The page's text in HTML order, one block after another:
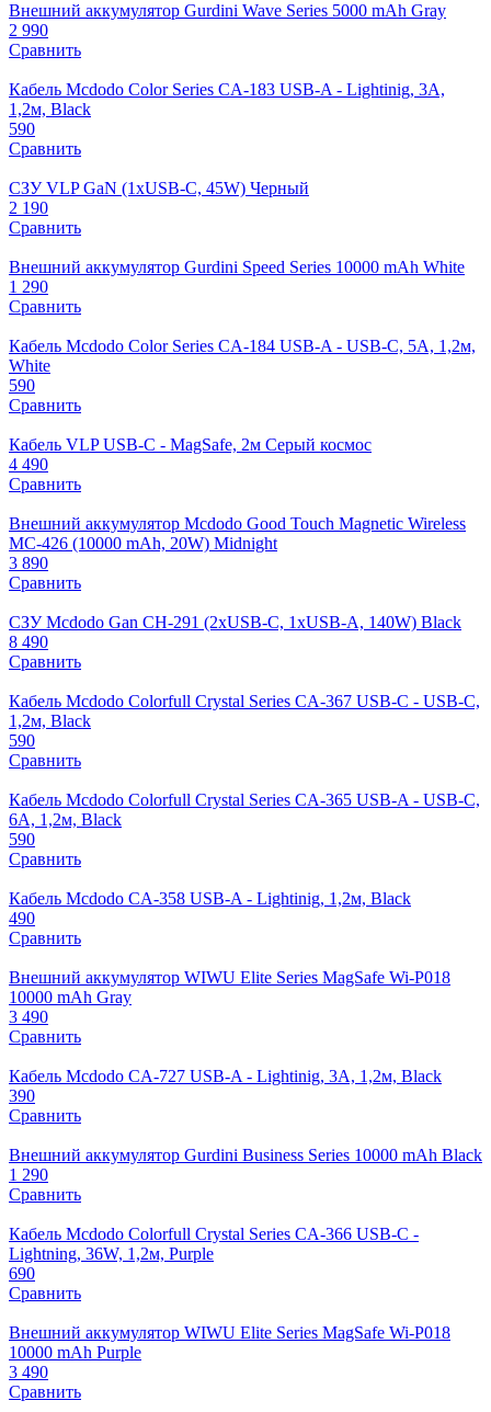
Внешний аккумулятор Gurdini Wave Series 5000 mAh Gray
2 990
Сравнить
Кабель Mcdodo Color Series CA-183 USB-A - Lightinig, 3A,
1,2м, Black
590
Сравнить
СЗУ VLP GaN (1xUSB-C, 45W) Черный
2 190
Сравнить
Внешний аккумулятор Gurdini Speed Series 10000 mAh White
1 290
Сравнить
Кабель Mcdodo Color Series CA-184 USB-A - USB-C, 5A, 1,2м,
White
590
Сравнить
Кабель VLP USB-C - MagSafe, 2м Серый космос
4 490
Сравнить
Внешний аккумулятор Mcdodo Good Touch Magnetic Wireless
MC-426 (10000 mAh, 20W) Midnight
3 890
Сравнить
СЗУ Mcdodo Gan СH-291 (2xUSB-C, 1xUSB-A, 140W) Black
8 490
Сравнить
Кабель Mcdodo Colorfull Crystal Series CA-367 USB-C - USB-C,
1,2м, Black
590
Сравнить
Кабель Mcdodo Colorfull Crystal Series CA-365 USB-A - USB-C,
6A, 1,2м, Black
590
Сравнить
Кабель Mcdodo CA-358 USB-A - Lightinig, 1,2м, Black
490
Сравнить
Внешний аккумулятор WIWU Elite Series MagSafe Wi-P018
10000 mAh Gray
3 490
Сравнить
Кабель Mcdodo CA-727 USB-A - Lightinig, 3A, 1,2м, Black
390
Сравнить
Внешний аккумулятор Gurdini Business Series 10000 mAh Black
1 290
Сравнить
Кабель Mcdodo Colorfull Crystal Series CA-366 USB-C -
Lightning, 36W, 1,2м, Purple
690
Сравнить
Внешний аккумулятор WIWU Elite Series MagSafe Wi-P018
10000 mAh Purple
3 490
Сравнить